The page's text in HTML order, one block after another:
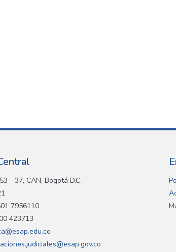
- 37, CAN, Bogotá D.C.
7956110
423713